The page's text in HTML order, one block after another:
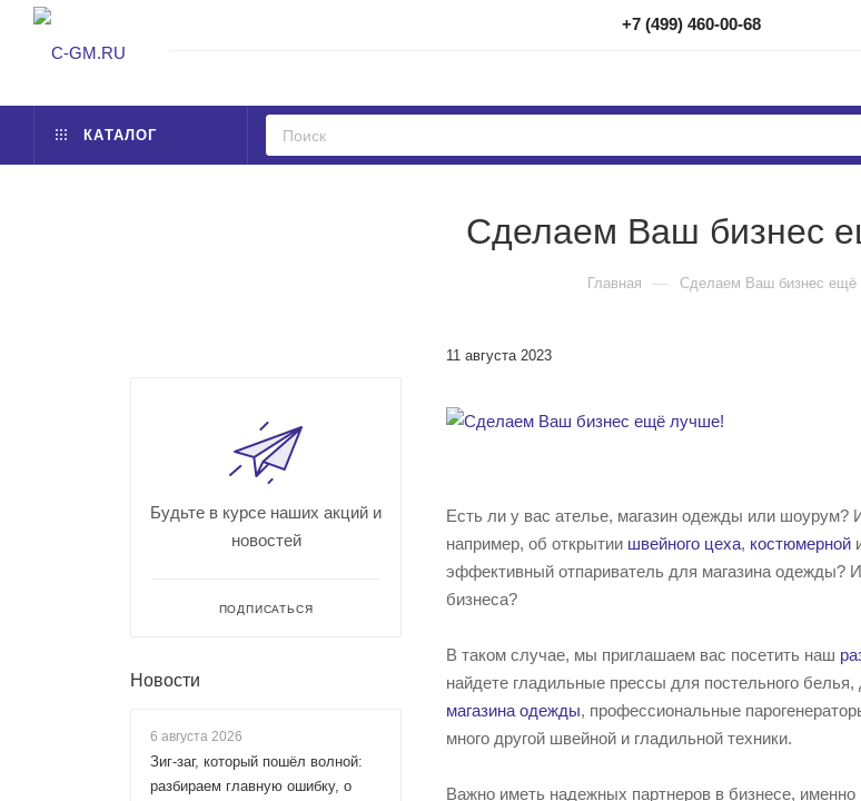
+7 (499) 460-00-68
КАТАЛОГ
Сделаем Ваш бизнес
Главная — Сделаем Ваш бизнес ещё
11 августа 2023
Есть ли у вас ателье, магазин одежды или шоурум?
например, об открытии швейного цеха, костюмерной
эффективный отпариватель для магазина одежды?
бизнеса?
В таком случае, мы приглашаем вас посетить наш
найдете гладильные прессы для постельного
магазина одежды, профессиональные
много другой швейной и гладильной техники.
Важно иметь надежных партнеров в бизнесе,
Будьте в курсе наших акций и
новостей
ПОДПИСАТЬСЯ
Новости
6 августа 2026
Зиг-заг, который пошёл волной:
разбираем главную ошибку, о